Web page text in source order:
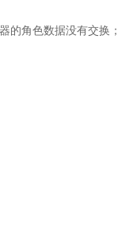
的角色数据没有交换；